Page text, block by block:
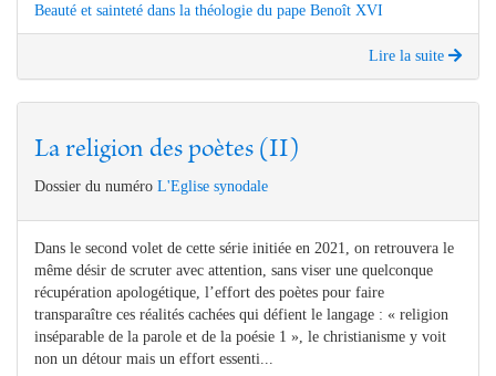
Beauté et sainteté dans la théologie du pape Benoît XVI
Lire la suite
La religion des poètes (II)
Dossier du numéro L'Eglise synodale
Dans le second volet de cette série initiée en 2021, on retrouvera le
même désir de scruter avec attention, sans viser une quelconque
récupération apologétique, l’effort des poètes pour faire
transparaître ces réalités cachées qui défient le langage : « religion
inséparable de la parole et de la poésie 1 », le christianisme y voit
non un détour mais un effort essenti...